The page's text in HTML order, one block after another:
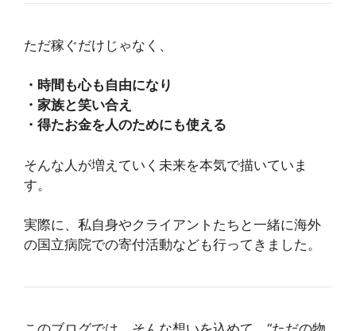
ただ稼ぐだけじゃなく、
・時間も心も自由になり
・家族と笑い合え
・得たお金を人のためにも使える
そんな人が増えていく未来を本気で描いていま
す。
実際に、私自身やクライアントたちと一緒に海外
の国立病院での寄付活動なども行ってきました。